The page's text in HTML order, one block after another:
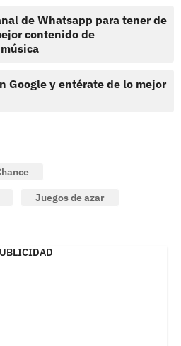
de Whatsapp para tener de
contenido de
Google y entérate de lo mejor
Juegos de azar